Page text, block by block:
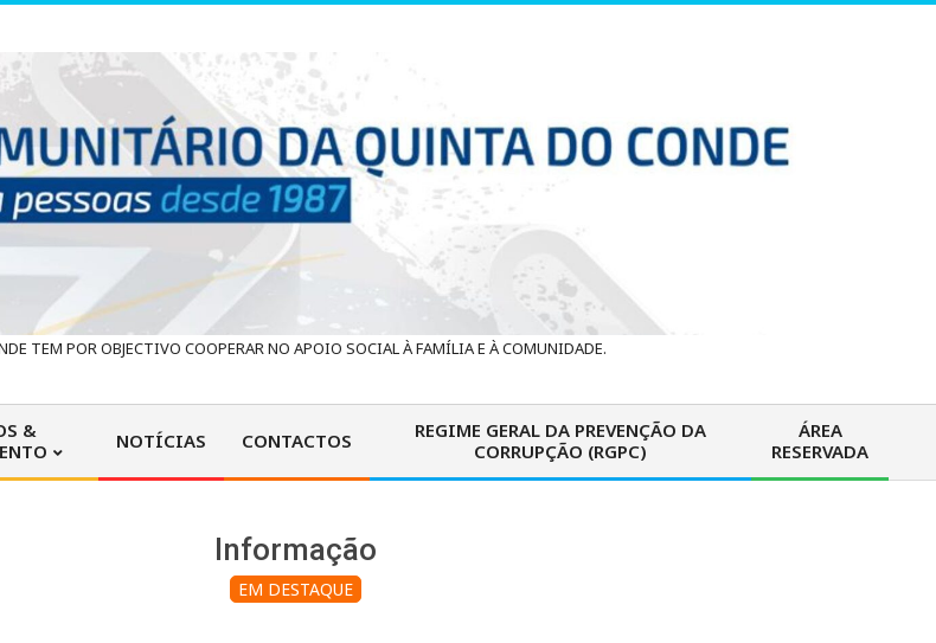
TEM POR OBJECTIVO COOPERAR NO APOIO SOCIAL À FAMÍLIA E À COMUNIDADE.
Primary
Navigation
&
NOTÍCIAS CONTACTOS
REGIME GERAL DA PREVENÇÃO DA
CORRUPÇÃO (RGPC)
ÁREA
RESERVADA
Informação
EM DESTAQUE